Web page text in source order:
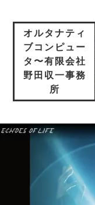
オルタナティ
ブコンピュー
タ〜有限会社
野田収一事務
所